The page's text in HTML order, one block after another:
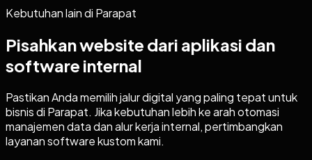
Kebutuhan lain di Parapat
Pisahkan website dari aplikasi dan
software internal
Pastikan Anda memilih jalur digital yang paling tepat untuk
bisnis di Parapat. Jika kebutuhan lebih ke arah otomasi
manajemen data dan alur kerja internal, pertimbangkan
layanan software kustom kami.